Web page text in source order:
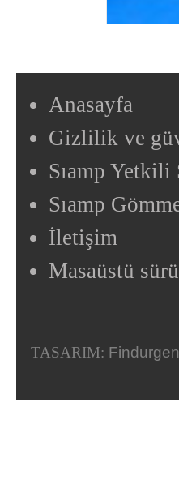
Anasayfa
Gizlilik ve
Sıamp Yetkili
Sıamp
İletişim
Masaüstü
TASARIM: